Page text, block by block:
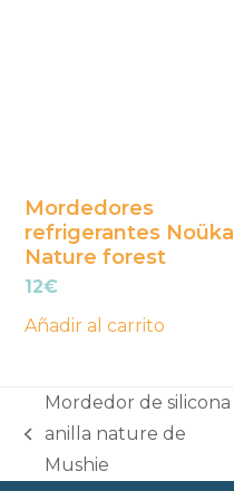
Mordedores
refrigerantes Noüka
Nature forest
12€
Añadir al carrito
previous
post:
Mordedor de silicona
anilla nature de
Mushie